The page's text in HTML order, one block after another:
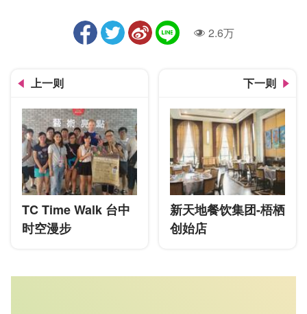
人气2.6万
上一则
TC Time Walk 台中
时空漫步
下一则
新天地餐饮集团-梧栖
创始店